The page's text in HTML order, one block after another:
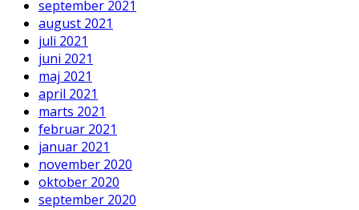
september 2021
august 2021
juli 2021
juni 2021
maj 2021
april 2021
marts 2021
februar 2021
januar 2021
november 2020
oktober 2020
september 2020